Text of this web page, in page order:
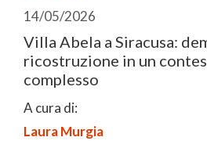
14/05/2026
Villa Abela a Siracusa:
ricostruzione in un
complesso
A cura di:
Laura Murgia